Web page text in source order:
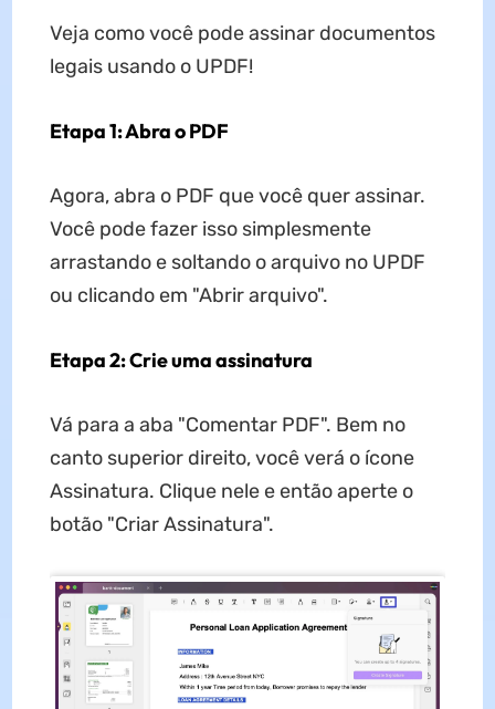
Veja como você pode assinar documentos
legais usando o UPDF!
Etapa 1: Abra o PDF
Agora, abra o PDF que você quer assinar.
Você pode fazer isso simplesmente
arrastando e soltando o arquivo no UPDF
ou clicando em "Abrir arquivo".
Etapa 2: Crie uma assinatura
Vá para a aba "Comentar PDF". Bem no
canto superior direito, você verá o ícone
Assinatura. Clique nele e então aperte o
botão "Criar Assinatura".